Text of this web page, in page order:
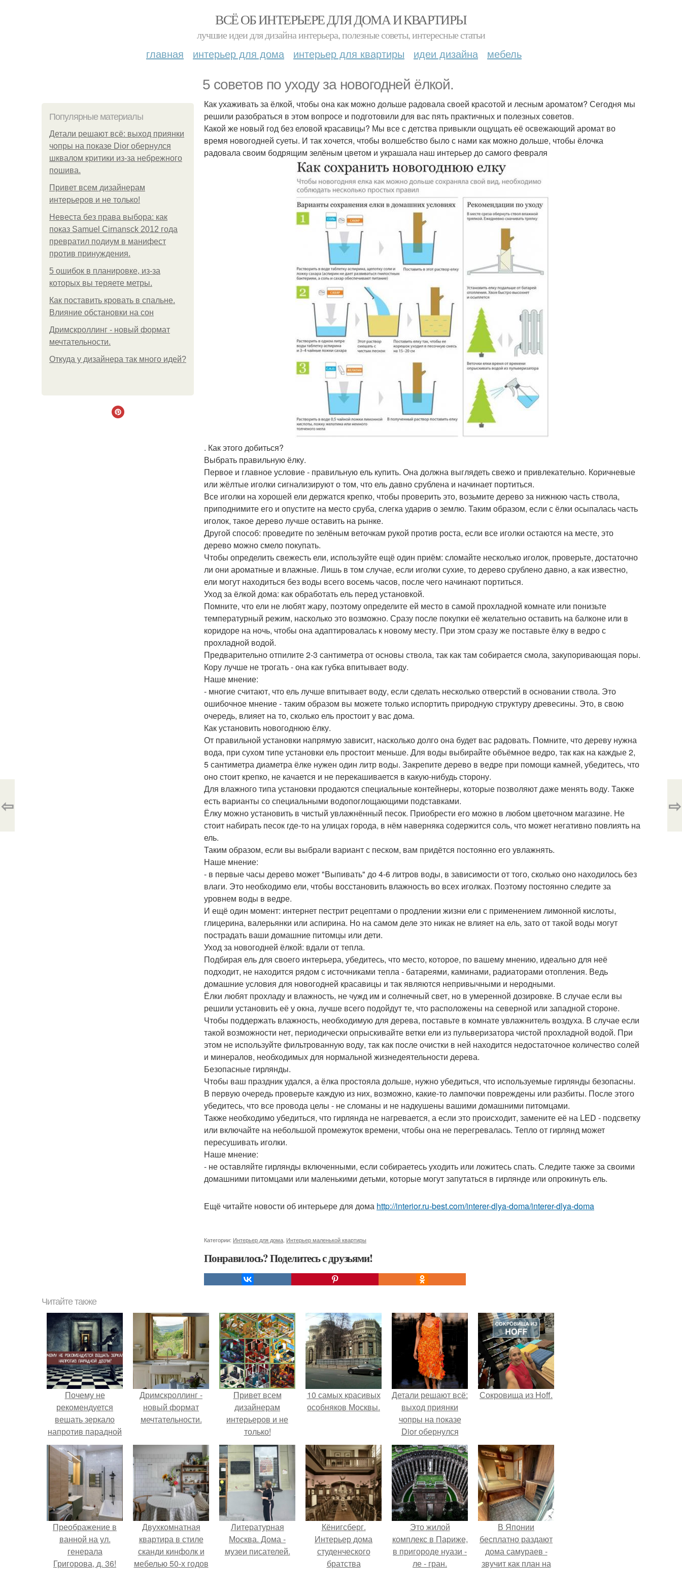
ВСЁ ОБ ИНТЕРЬЕРЕ ДЛЯ ДОМА И КВАРТИРЫ
лучшие идеи для дизайна интерьера, полезные советы, интересные статьи
главная интерьер для дома интерьер для квартиры идеи дизайна мебель
5 советов по уходу за новогодней ёлкой.
Популярные материалы
Детали решают всё: выход приянки
чопры на показе Dior обернулся
шквалом критики из-за небрежного
пошива.
Привет всем дизайнерам
интерьеров и не только!
Невеста без права выбора: как
показ Samuel Cirnansck 2012 года
превратил подиум в манифест
против принуждения.
5 ошибок в планировке, из-за
которых вы теряете метры.
Как поставить кровать в спальне.
Влияние обстановки на сон
Дримскроллинг - новый формат
мечтательности.
Откуда у дизайнера так много идей?
Как ухаживать за ёлкой, чтобы она как можно дольше радовала своей красотой и лесным ароматом? Сегодня мы
решили разобраться в этом вопросе и подготовили для вас пять практичных и полезных советов.
Какой же новый год без еловой красавицы? Мы все с детства привыкли ощущать её освежающий аромат во
время новогодней суеты. И так хочется, чтобы волшебство было с нами как можно дольше, чтобы ёлочка
радовала своим бодрящим зелёным цветом и украшала наш интерьер до самого февраля
. Как этого добиться?
Выбрать правильную ёлку.
Первое и главное условие - правильную ель купить. Она должна выглядеть свежо и привлекательно. Коричневые
или жёлтые иголки сигнализируют о том, что ель давно срублена и начинает портиться.
Все иголки на хорошей ели держатся крепко, чтобы проверить это, возьмите дерево за нижнюю часть ствола,
приподнимите его и опустите на место сруба, слегка ударив о землю. Таким образом, если с ёлки осыпалась часть
иголок, такое дерево лучше оставить на рынке.
Другой способ: проведите по зелёным веточкам рукой против роста, если все иголки остаются на месте, это
дерево можно смело покупать.
Чтобы определить свежесть ели, используйте ещё один приём: сломайте несколько иголок, проверьте, достаточно
ли они ароматные и влажные. Лишь в том случае, если иголки сухие, то дерево срублено давно, а как известно,
ели могут находиться без воды всего восемь часов, после чего начинают портиться.
Уход за ёлкой дома: как обработать ель перед установкой.
Помните, что ели не любят жару, поэтому определите ей место в самой прохладной комнате или понизьте
температурный режим, насколько это возможно. Сразу после покупки её желательно оставить на балконе или в
коридоре на ночь, чтобы она адаптировалась к новому месту. При этом сразу же поставьте ёлку в ведро с
прохладной водой.
Предварительно отпилите 2-3 сантиметра от основы ствола, так как там собирается смола, закупоривающая поры.
Кору лучше не трогать - она как губка впитывает воду.
Наше мнение:
- многие считают, что ель лучше впитывает воду, если сделать несколько отверстий в основании ствола. Это
ошибочное мнение - таким образом вы можете только испортить природную структуру древесины. Это, в свою
очередь, влияет на то, сколько ель простоит у вас дома.
Как установить новогоднюю ёлку.
От правильной установки напрямую зависит, насколько долго она будет вас радовать. Помните, что дереву нужна
вода, при сухом типе установки ель простоит меньше. Для воды выбирайте объёмное ведро, так как на каждые 2,
5 сантиметра диаметра ёлке нужен один литр воды. Закрепите дерево в ведре при помощи камней, убедитесь, что
оно стоит крепко, не качается и не перекашивается в какую-нибудь сторону.
Для влажного типа установки продаются специальные контейнеры, которые позволяют даже менять воду. Также
есть варианты со специальными водопоглощающими подставками.
Ёлку можно установить в чистый увлажнённый песок. Приобрести его можно в любом цветочном магазине. Не
стоит набирать песок где-то на улицах города, в нём наверняка содержится соль, что может негативно повлиять на
ель.
Таким образом, если вы выбрали вариант с песком, вам придётся постоянно его увлажнять.
Наше мнение:
- в первые часы дерево может "Выпивать" до 4-6 литров воды, в зависимости от того, сколько оно находилось без
влаги. Это необходимо ели, чтобы восстановить влажность во всех иголках. Поэтому постоянно следите за
уровнем воды в ведре.
И ещё один момент: интернет пестрит рецептами о продлении жизни ели с применением лимонной кислоты,
глицерина, валерьянки или аспирина. Но на самом деле это никак не влияет на ель, зато от такой воды могут
пострадать ваши домашние питомцы или дети.
Уход за новогодней ёлкой: вдали от тепла.
Подбирая ель для своего интерьера, убедитесь, что место, которое, по вашему мнению, идеально для неё
подходит, не находится рядом с источниками тепла - батареями, каминами, радиаторами отопления. Ведь
домашние условия для новогодней красавицы и так являются непривычными и неродными.
Ёлки любят прохладу и влажность, не чужд им и солнечный свет, но в умеренной дозировке. В случае если вы
решили установить её у окна, лучше всего подойдут те, что расположены на северной или западной стороне.
Чтобы поддержать влажность, необходимую для дерева, поставьте в комнате увлажнитель воздуха. В случае если
такой возможности нет, периодически опрыскивайте ветки ели из пульверизатора чистой прохладной водой. При
этом не используйте фильтрованную воду, так как после очистки в ней находится недостаточное количество солей
и минералов, необходимых для нормальной жизнедеятельности дерева.
Безопасные гирлянды.
Чтобы ваш праздник удался, а ёлка простояла дольше, нужно убедиться, что используемые гирлянды безопасны.
В первую очередь проверьте каждую из них, возможно, какие-то лампочки повреждены или разбиты. После этого
убедитесь, что все провода целы - не сломаны и не надкушены вашими домашними питомцами.
Также необходимо убедиться, что гирлянда не нагревается, а если это происходит, замените её на LED - подсветку
или включайте на небольшой промежуток времени, чтобы она не перегревалась. Тепло от гирлянд может
пересушивать иголки.
Наше мнение:
- не оставляйте гирлянды включенными, если собираетесь уходить или ложитесь спать. Следите также за своими
домашними питомцами или маленькими детьми, которые могут запутаться в гирлянде или опрокинуть ель.
Ещё читайте новости об интерьере для дома http://interior.ru-best.com/interer-dlya-doma/interer-dlya-doma
Категории: Интерьер для дома Интерьер маленькой квартиры
Понравилось? Поделитесь с друзьями!
⇦ ⇨
Читайте также
Почему не
рекомендуется
вешать зеркало
напротив парадной
двери?
Дримскроллинг -
новый формат
мечтательности.
Привет всем
дизайнерам
интерьеров и не
только!
10 самых красивых
особняков Москвы.
Детали решают всё:
выход приянки
чопры на показе
Dior обернулся
шквалом критики
из-за небрежного
пошива.
Сокровища из Hoff.
Преображение в
ванной на ул.
генерала
Григорова, д. 36!
Двухкомнатная
квартира в стиле
сканди кинфолк и
мебелью 50-х годов
Литературная
Москва. Дома -
музеи писателей.
Кёнигсберг.
Интерьер дома
студенческого
братства
Это жилой
комплекс в Париже,
в пригороде нуази -
ле - гран.
В Японии
бесплатно раздают
дома самураев -
звучит как план на